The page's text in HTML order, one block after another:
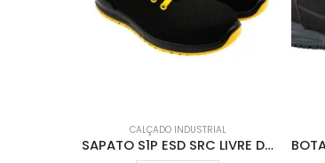
CALÇADO INDUSTRIAL
SAPATO S1P ESD SRC LIVRE DE M 707007Y